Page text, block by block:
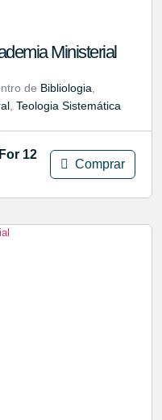
Ministerial
de Bibliologia,
, Teologia Sistemática
For 12
Comprar